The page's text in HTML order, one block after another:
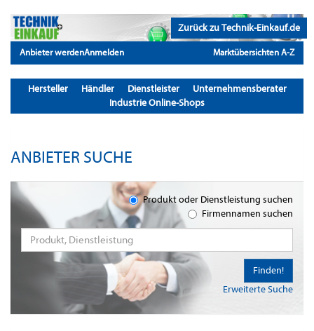
Zurück zu Technik-Einkauf.de
Anbieter werdenAnmelden Marktübersichten A-Z
Hersteller Händler Dienstleister
Unternehmensberater
Industrie Online-Shops
ANBIETER SUCHE
Produkt oder Dienstleistung suchen
Firmennamen suchen
Erweiterte Suche
Finden!